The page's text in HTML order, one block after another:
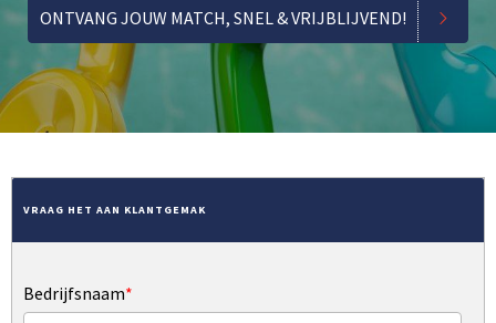
ONTVANG JOUW MATCH, SNEL & VRIJBLIJVEND!
VRAAG HET AAN KLANTGEMAK
Bedrijfsnaam*